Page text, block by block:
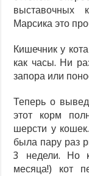
выставочных
Марсика это
Кишечник у
как часы. Ни
запора или
Теперь о
этот корм
шерсти у
была пару раз
3 недели. Но
месяца!) кот